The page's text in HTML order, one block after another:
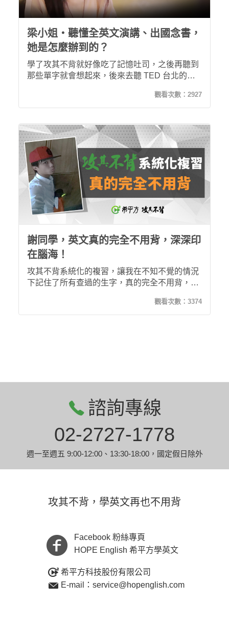
梁小姐・聽懂全英文演講、出國念書，
她是怎麼辦到的？
學了攻其不背就好像吃了記憶吐司，之後再聽到
那些單字就會想起來，後來去聽 TED 台北的年
觀看次數： 2927
謝同學，英文真的完全不用背，深深印
在腦海！
攻其不背系統化的複習，讓我在不知不覺的情況
下記住了所有查過的生字，真的完全不用背，深
觀看次數： 3374
攻其不背，學英文再也不用背
諮詢專線
02-2727-1778
週一至週五 9:00-12:00、13:30-18:00，國定假日除外
Facebook 粉絲專頁
HOPE English 希平方學英文
希平方科技股份有限公司
E-mail：service@hopenglish.com